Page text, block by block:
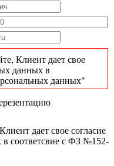
Клиент дает свое
данных в
данных"
дает свое согласие
в соответсвие с ФЗ №152-